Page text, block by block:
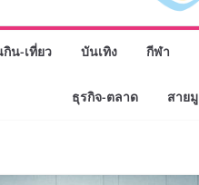
มพลังนักธุรกิจทั่ว
มใหญ่แห่งปี พบ CEO
ต “โชค รถแห่” ยกวง
กิน-เที่ยว บันเทิง กีฬา
ธุรกิจ-ตลาด สายมู